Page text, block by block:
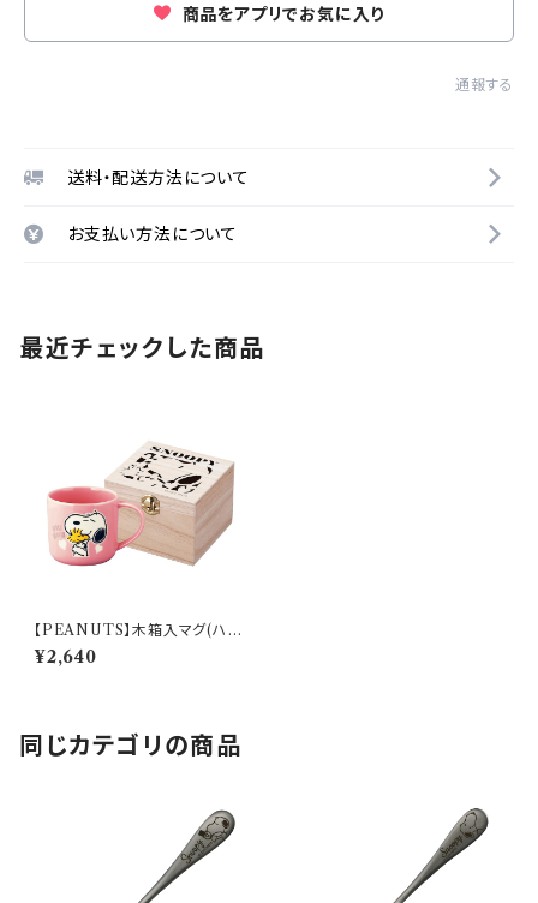
商品をアプリでお気に入り
通報する
送料・配送方法について
お支払い方法について
最近チェックした商品
【PEANUTS】木箱入マグ(ハ
グ)【SN3000】SN3001-11H
¥2,640
同じカテゴリの商品